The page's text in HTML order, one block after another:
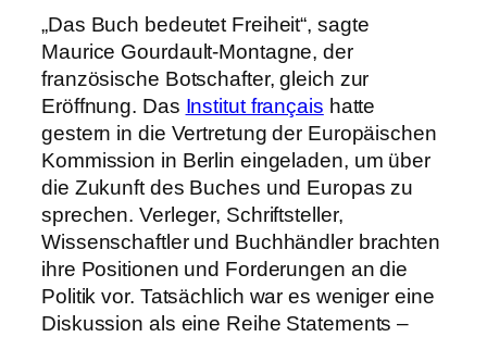
„Das Buch bedeutet Freiheit“, sagte
Maurice Gourdault-Montagne, der
französische Botschafter, gleich zur
Eröffnung. Das Institut français hatte
gestern in die Vertretung der Europäischen
Kommission in Berlin eingeladen, um über
die Zukunft des Buches und Europas zu
sprechen. Verleger, Schriftsteller,
Wissenschaftler und Buchhändler brachten
ihre Positionen und Forderungen an die
Politik vor. Tatsächlich war es weniger eine
Diskussion als eine Reihe Statements –